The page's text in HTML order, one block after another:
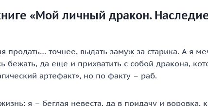
«Мой личный дракон.
точнее, выдать замуж за старика. А я
бежать, да еще и прихватить с собой дракона,
артефакт», но по факту – раб.
я – беглая невеста, да в придачу и воровка,